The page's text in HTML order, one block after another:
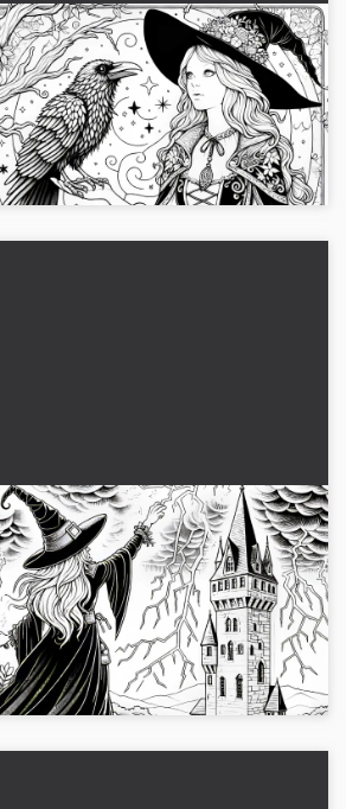
Heks taler med ravne foran en
gammel tryllebog:
farvelægningsbillede til
download (gratis)
Oplev det gratis farvelægningsbillede af
en heks med ravne og en tryllebog.
Download billedet nu!...
Heksen fremkalder lyn og storm
over et højt tårn: Detaljeret
farvelægningsside (Gratis)
Her er en detaljeret farvelægningsside af
en heks, der fremkalder lyn og storm over
et højt tårn. Download nu gratis og bliv
kreativ!...